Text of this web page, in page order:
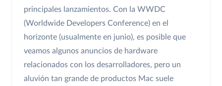
principales lanzamientos. Con la WWDC
(Worldwide Developers Conference) en el
horizonte (usualmente en junio), es posible que
veamos algunos anuncios de hardware
relacionados con los desarrolladores, pero un
aluvión tan grande de productos Mac suele